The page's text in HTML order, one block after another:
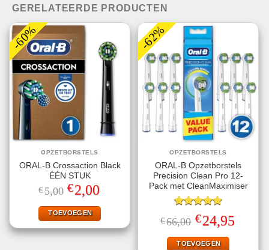
GERELATEERDE PRODUCTEN
-60%
OPZETBORSTELS
ORAL-B Crossaction Black
ÉÉN STUK
€5,00 Oorspronkelijke
prijs
was:
€5,00.
€2,00
is:
€2,00.
TOEVOEGEN
-62%
OPZETBORSTELS
ORAL-B Opzetborstels
Precision Clean Pro 12-
Pack met CleanMaximiser
Gewaardeerd
5.00uit 5
€66,00 Oorspronkelijke
prijs
was:
€66,00.
€24,95prijs
TOEVOEGEN